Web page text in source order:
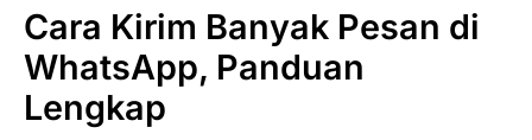
Cara Kirim Banyak Pesan di
WhatsApp, Panduan
Lengkap